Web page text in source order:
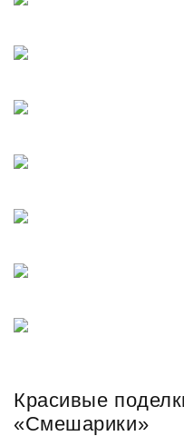
Красивые
«Смешарики»